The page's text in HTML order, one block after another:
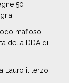
50
mafioso:
della DDA di
Lauro il terzo